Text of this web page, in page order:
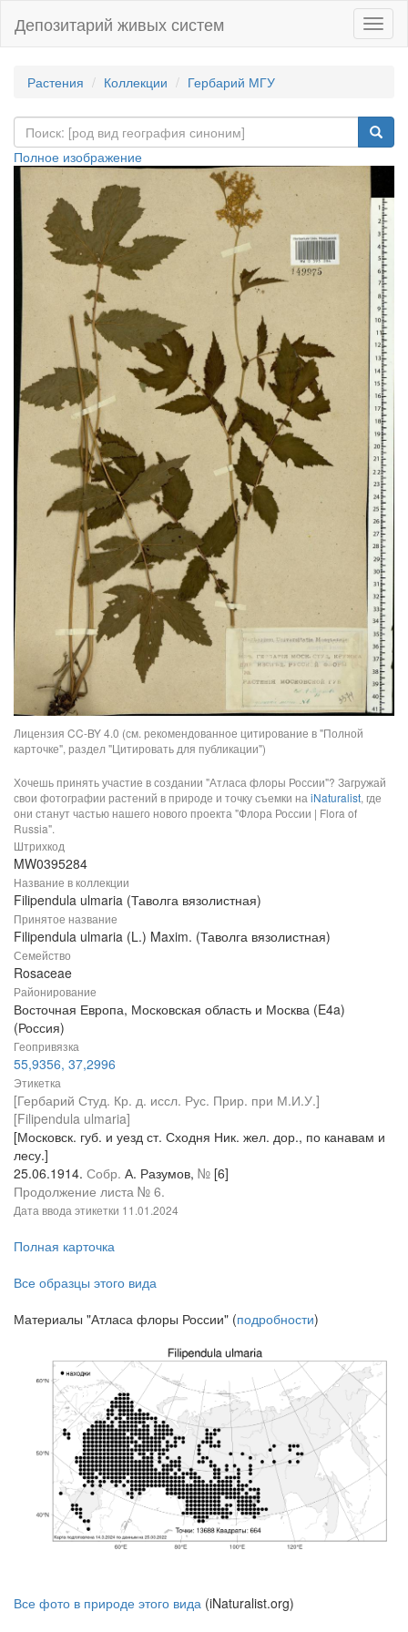
Депозитарий живых систем
Растения Коллекции Гербарий МГУ
Полное изображение
Лицензия CC-BY 4.0 (см. рекомендованное цитирование в "Полной
карточке", раздел "Цитировать для публикации")
Хочешь принять участие в создании "Атласа флоры России"? Загружай
свои фотографии растений в природе и точку съемки на iNaturalist, где
они станут частью нашего нового проекта "Флора России | Flora of
Russia".
Штрихкод
MW0395284
Название в коллекции
Filipendula ulmaria (Таволга вязолистная)
Принятое название
Filipendula ulmaria (L.) Maxim. (Таволга вязолистная)
Семейство
Rosaceae
Районирование
Восточная Европа, Московская область и Москва (E4a)
(Россия)
Геопривязка
55,9356, 37,2996
Этикетка
[Гербарий Студ. Кр. д. иссл. Рус. Прир. при М.И.У.]
[Filipendula ulmaria]
[Московск. губ. и уезд ст. Сходня Ник. жел. дор., по канавам и
лесу.]
25.06.1914. Собр. А. Разумов, № [6]
Продолжение листа № 6.
Дата ввода этикетки 11.01.2024
Полная карточка
Все образцы этого вида
Материалы "Атласа флоры России" (подробности)
Все фото в природе этого вида (iNaturalist.org)